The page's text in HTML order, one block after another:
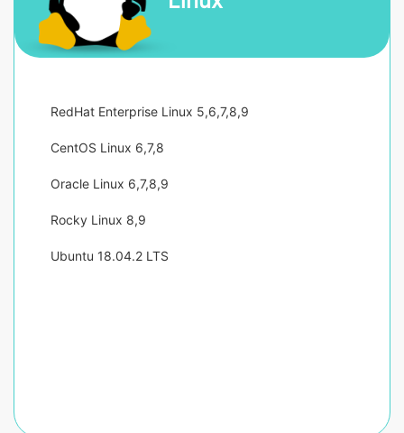
RedHat Enterprise Linux 5,6,7,8,9
CentOS Linux 6,7,8
Oracle Linux 6,7,8,9
Rocky Linux 8,9
Ubuntu 18.04.2 LTS